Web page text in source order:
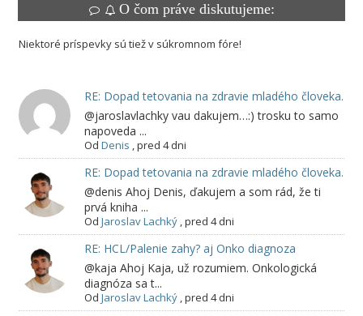
O čom práve diskutujeme:
Niektoré príspevky sú tiež v súkromnom fóre!
RE: Dopad tetovania na zdravie mladého človeka.
@jaroslavlachky vau dakujem…:) trosku to samo
napoveda ...
Od Denis ,pred 4 dni
RE: Dopad tetovania na zdravie mladého človeka.
@denis Ahoj Denis, ďakujem a som rád, že ti
prvá kniha ...
Od Jaroslav Lachký,pred 4 dni
RE: HCL/Palenie zahy? aj Onko diagnoza
@kaja Ahoj Kaja, už rozumiem. Onkologická
diagnóza sa t...
Od Jaroslav Lachký,pred 4 dni